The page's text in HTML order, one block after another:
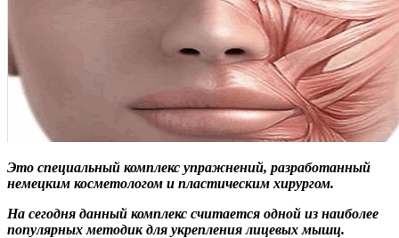
Это специальный комплекс упражнений, разработанный
немецким косметологом и пластическим хирургом.
На сегодня данный комплекс считается одной из наиболее
популярных методик для укрепления лицевых мышц.